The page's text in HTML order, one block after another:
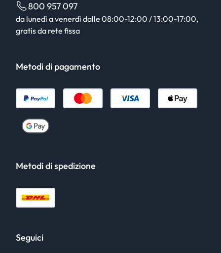
800 957 097
da lunedì a venerdì dalle 08:00-12:00 / 13:00-17:00,
gratis da rete fissa
Metodi di pagamento
Metodi di spedizione
Seguici